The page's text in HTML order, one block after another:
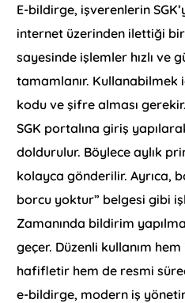
E-bildirge, işverenlerin
internet üzerinden ilettiği
sayesinde işlemler hızlı ve
tamamlanır. Kullanabilmek
kodu ve şifre alması
SGK portalına giriş
doldurulur. Böylece aylık
kolayca gönderilir. Ayrıca,
borcu yoktur” belgesi gibi
Zamanında bildirim
geçer. Düzenli kullanım
hafifletir hem de resmi
e-bildirge, modern iş